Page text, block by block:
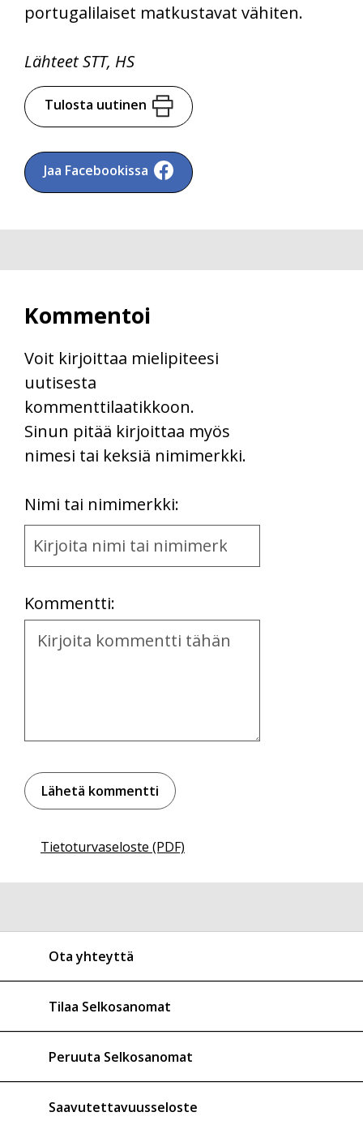
portugalilaiset matkustavat vähiten.
Lähteet STT, HS
Tulosta uutinen
Jaa Facebookissa
Kommentoi
Voit kirjoittaa mielipiteesi
uutisesta
kommenttilaatikkoon.
Sinun pitää kirjoittaa myös
nimesi tai keksiä nimimerkki.
Nimi tai nimimerkki:
Name
and
Kommentti:
Kommentti
Tietoturvaseloste (PDF)
Ota yhteyttä
Tilaa Selkosanomat
Peruuta Selkosanomat
Saavutettavuusseloste